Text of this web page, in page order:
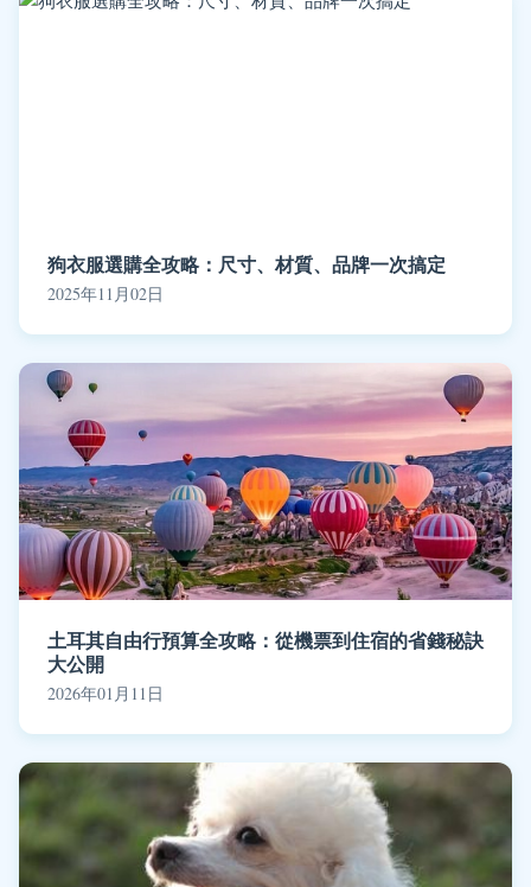
狗衣服選購全攻略：尺寸、材質、品牌一次搞定
2025年11月02日
土耳其自由行預算全攻略：從機票到住宿的省錢秘訣
大公開
2026年01月11日